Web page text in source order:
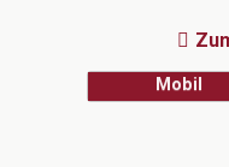
Mobil